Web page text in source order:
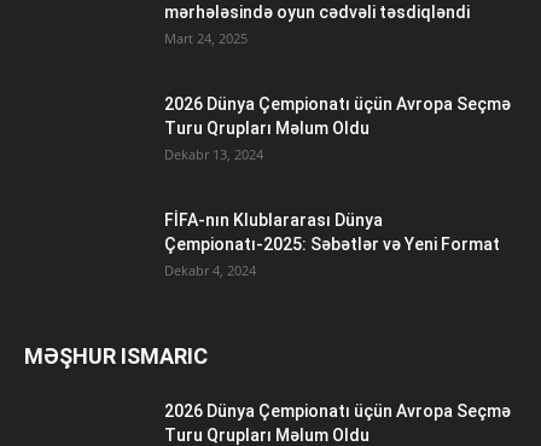
mərhələsində oyun cədvəli təsdiqləndi
Mart 24, 2025
2026 Dünya Çempionatı üçün Avropa Seçmə
Turu Qrupları Məlum Oldu
Dekabr 13, 2024
FİFA-nın Klublararası Dünya
Çempionatı-2025: Səbətlər və Yeni Format
Dekabr 4, 2024
MƏŞHUR ISMARIC
2026 Dünya Çempionatı üçün Avropa Seçmə
Turu Qrupları Məlum Oldu